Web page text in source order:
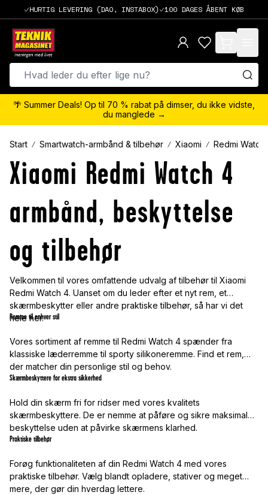
HURTIG LEVERING (DAO, INSTABOX) 100 DAGES ÅBENT KØB
items in cart,
🌴 Summer Deals! Op til 70 % rabat på dimser, du ikke vidste,
du manglede →
Start Smartwatch-armbånd & tilbehør Xiaomi Redmi
Xiaomi Redmi Watch 4
armbånd, beskyttelse
og tilbehør
Velkommen til vores omfattende udvalg af tilbehør til Xiaomi
Redmi Watch 4. Uanset om du leder efter et nyt rem, et
skærmbeskytter eller andre praktiske tilbehør, så har vi det
hele her.
Remme til enhver stil
Vores sortiment af remme til Redmi Watch 4 spænder fra
klassiske læderremme til sporty silikoneremme. Find et rem,
der matcher din personlige stil og behov.
Skærmbeskyttere for ekstra sikkerhed
Hold din skærm fri for ridser med vores kvalitets
skærmbeskyttere. De er nemme at påføre og sikre maksimal
beskyttelse uden at påvirke skærmens klarhed.
Praktiske tilbehør
Forøg funktionaliteten af din Redmi Watch 4 med vores
praktiske tilbehør. Vælg blandt opladere, stativer og meget
mere, der gør din hverdag lettere.